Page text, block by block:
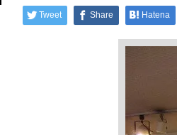
Tweet Share Hatena